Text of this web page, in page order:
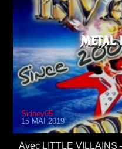
METAL
Sidney65
15 MAI 2019
Avec LITTLE VILLAINS